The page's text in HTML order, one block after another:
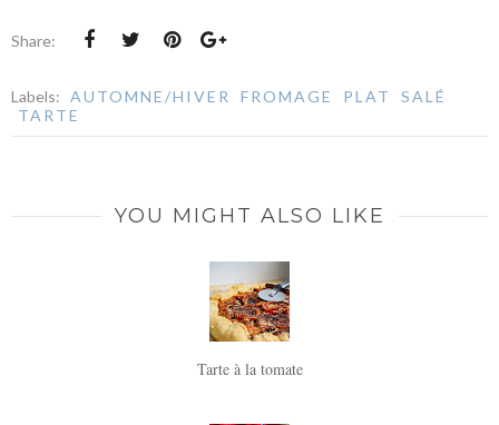
Share:
Labels: AUTOMNE/HIVER FROMAGE PLAT
SALÉ
TARTE
YOU MIGHT ALSO LIKE
Tarte à la tomate